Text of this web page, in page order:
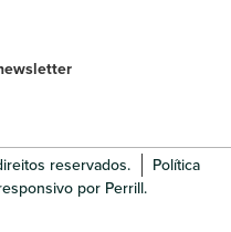
reservados.
Política
por Perrill.